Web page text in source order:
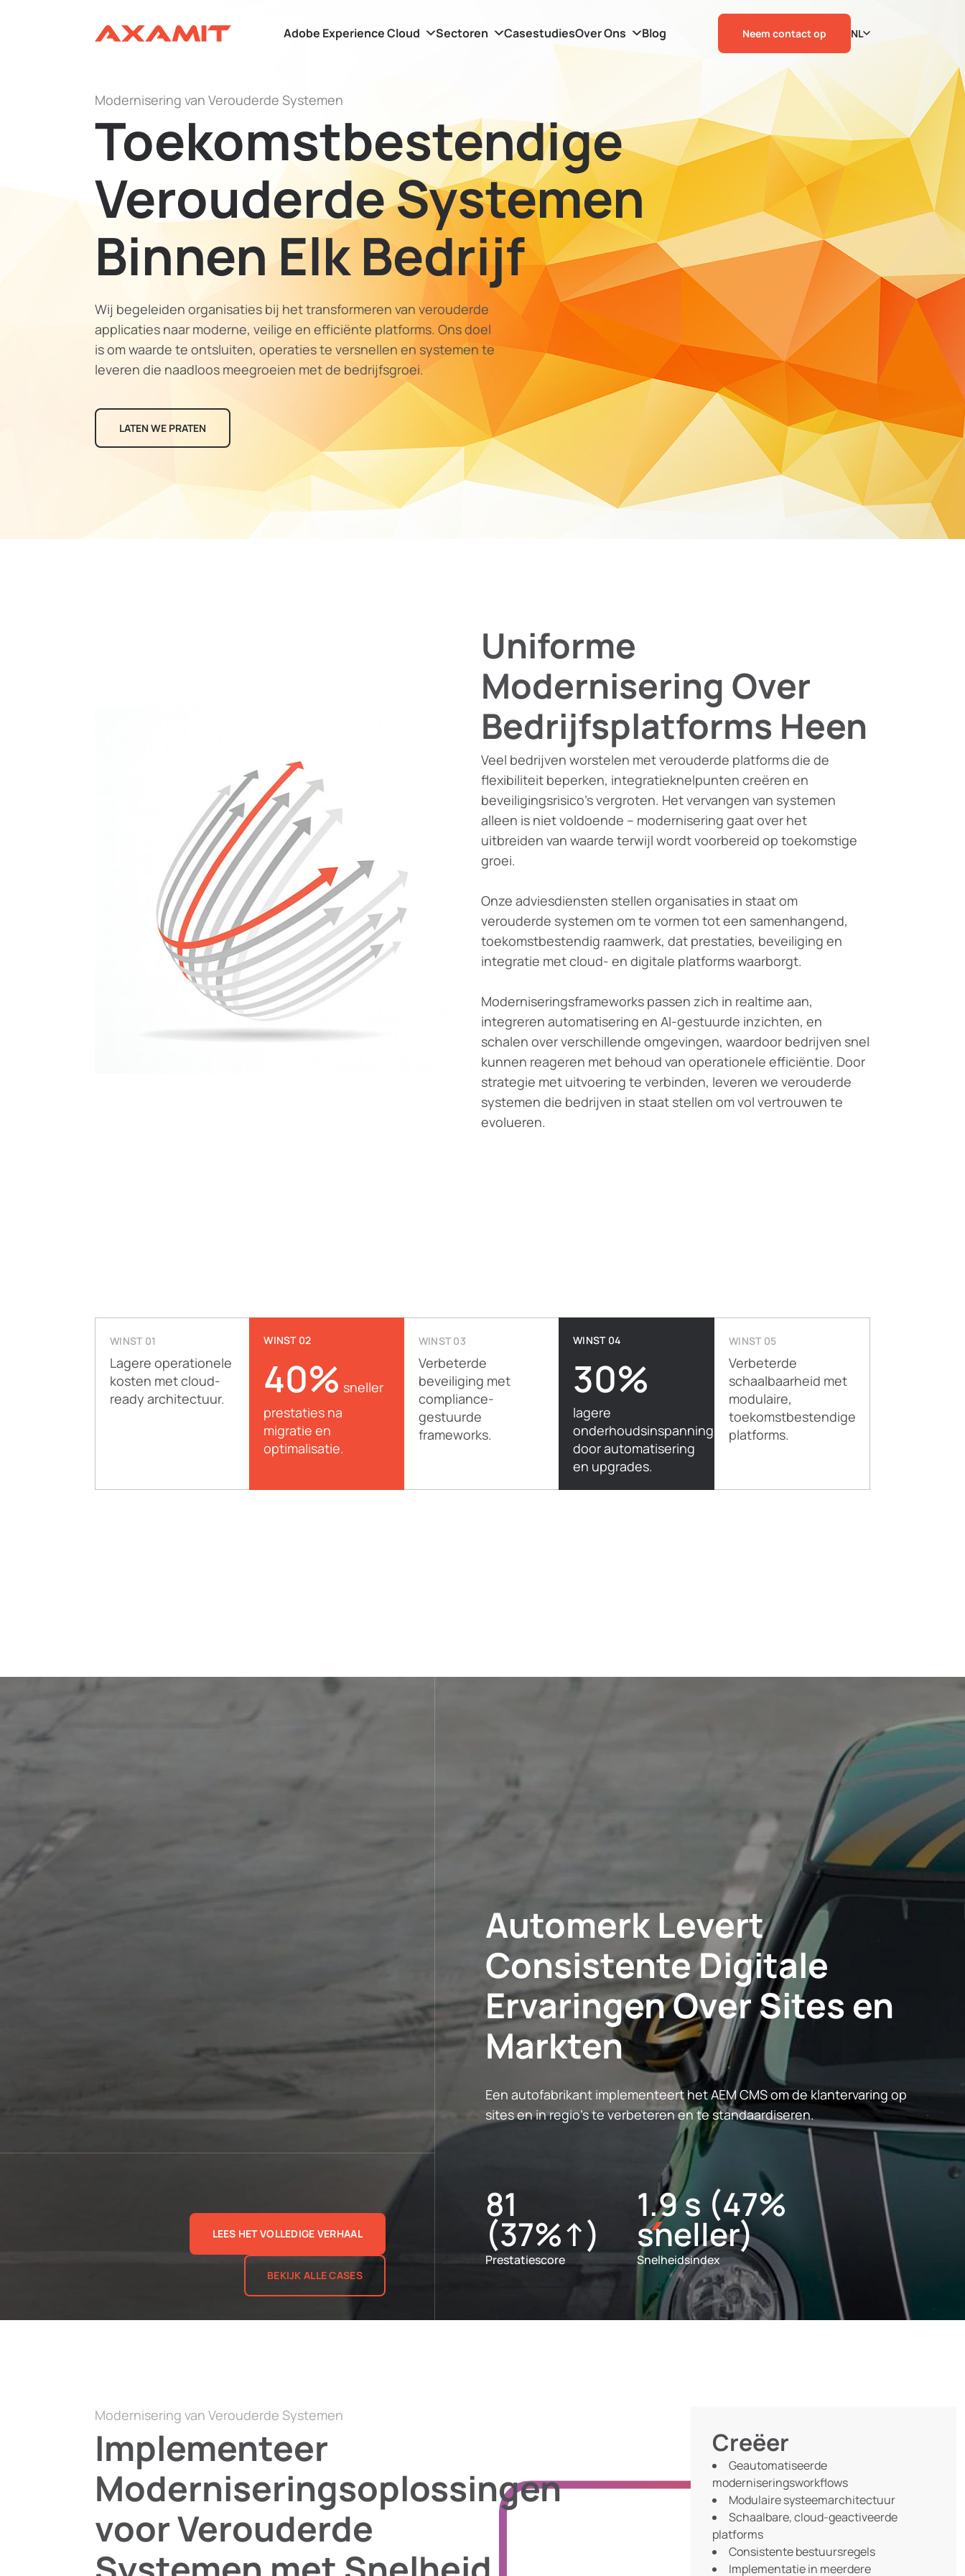
Adobe Experience Cloud Sectoren CasestudiesOver Ons Blog Neem contact op NL
Modernisering van Verouderde Systemen
Toekomstbestendige
Verouderde Systemen
Binnen Elk Bedrijf
Wij begeleiden organisaties bij het transformeren van verouderde
applicaties naar moderne, veilige en efficiënte platforms. Ons doel
is om waarde te ontsluiten, operaties te versnellen en systemen te
leveren die naadloos meegroeien met de bedrijfsgroei.
LATEN WE PRATEN
Uniforme
Modernisering Over
Bedrijfsplatforms Heen
Veel bedrijven worstelen met verouderde platforms die de
flexibiliteit beperken, integratieknelpunten creëren en
beveiligingsrisico’s vergroten. Het vervangen van systemen
alleen is niet voldoende – modernisering gaat over het
uitbreiden van waarde terwijl wordt voorbereid op toekomstige
groei.
Onze adviesdiensten stellen organisaties in staat om
verouderde systemen om te vormen tot een samenhangend,
toekomstbestendig raamwerk, dat prestaties, beveiliging en
integratie met cloud- en digitale platforms waarborgt.
Moderniseringsframeworks passen zich in realtime aan,
integreren automatisering en AI-gestuurde inzichten, en
schalen over verschillende omgevingen, waardoor bedrijven snel
kunnen reageren met behoud van operationele efficiëntie. Door
strategie met uitvoering te verbinden, leveren we verouderde
systemen die bedrijven in staat stellen om vol vertrouwen te
evolueren.
WINST 01
Lagere operationele
kosten met cloud-
ready architectuur.
WINST 02
40% sneller
prestaties na
migratie en
optimalisatie.
WINST 03
Verbeterde
beveiliging met
compliance-
gestuurde
frameworks.
WINST 04
30%
lagere
onderhoudsinspanning
door automatisering
en upgrades.
WINST 05
Verbeterde
schaalbaarheid met
modulaire,
toekomstbestendige
platforms.
Automerk Levert
Consistente Digitale
Ervaringen Over Sites en
Markten
Een autofabrikant implementeert het AEM CMS om de klantervaring op
sites en in regio's te verbeteren en te standaardiseren.
81
(37%↑)
Prestatiescore
1.9 s (47%
sneller)
Snelheidsindex
LEES HET VOLLEDIGE VERHAAL
BEKIJK ALLE CASES
Modernisering van Verouderde Systemen
Implementeer
Moderniseringsoplossingen
voor Verouderde
Creëer
Geautomatiseerde
moderniseringsworkflows
Modulaire systeemarchitectuur
Schaalbare, cloud-geactiveerde
platforms
Consistente bestuursregels
Implementatie in meerdere